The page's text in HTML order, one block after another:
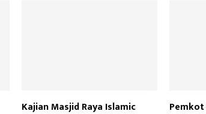
Kajian Masjid Raya Islamic